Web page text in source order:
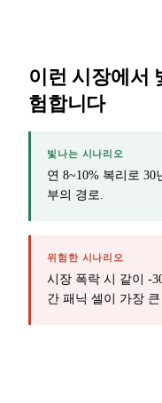
이런 시장에서
험합니다
빛나는 시나리오
연 8~10% 복리로
부의 경로.
위험한 시나리오
시장 폭락 시 같이 -
간 패닉 셀이 가장 큰